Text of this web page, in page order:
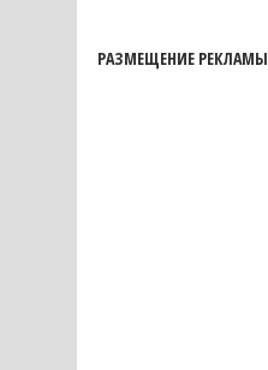
РАЗМЕЩЕНИЕ РЕКЛАМЫ